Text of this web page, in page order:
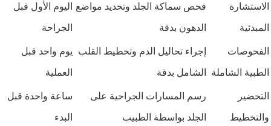
الاستشارة
المبدئية
فحص سماكة الجلد وتحديد مواضع
الدهون بدقة
اليوم الأول قبل
الجراحة
الفحوصات
الطبية الشاملة
إجراء تحاليل الدم وتخطيط القلب
الشامل بدقة
يوم واحد قبل
العملية
التحضير
والتخطيط
رسم المسارات الجراحية على
الجلد بواسطة الطبيب
ساعة واحدة قبل
البدء